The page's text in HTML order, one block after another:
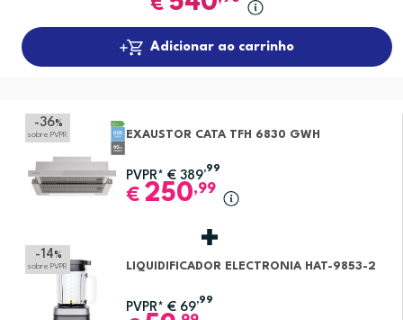
€
Adicionar ao carrinho
-36%
sobre PVPR EXAUSTOR CATA TFH 6830 GWH
PVPR* € 389
,99
€ 250,99
-14 %
sobre PVPR LIQUIDIFICADOR ELECTRONIA HAT-9853-2
PVPR* € 69
,99